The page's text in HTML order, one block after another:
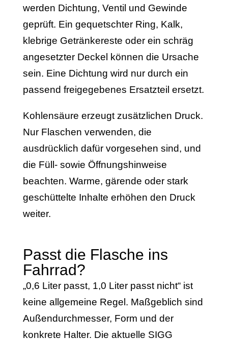
werden Dichtung, Ventil und Gewinde
geprüft. Ein gequetschter Ring, Kalk,
klebrige Getränkereste oder ein schräg
angesetzter Deckel können die Ursache
sein. Eine Dichtung wird nur durch ein
passend freigegebenes Ersatzteil ersetzt.
Kohlensäure erzeugt zusätzlichen Druck.
Nur Flaschen verwenden, die
ausdrücklich dafür vorgesehen sind, und
die Füll- sowie Öffnungshinweise
beachten. Warme, gärende oder stark
geschüttelte Inhalte erhöhen den Druck
weiter.
Passt die Flasche ins
Fahrrad?
„0,6 Liter passt, 1,0 Liter passt nicht“ ist
keine allgemeine Regel. Maßgeblich sind
Außendurchmesser, Form und der
konkrete Halter. Die aktuelle SIGG